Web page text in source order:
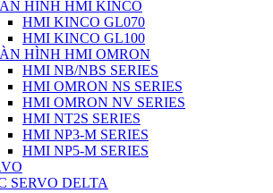
HÌNH HMI KINCO
HMI KINCO GL070
HMI KINCO GL100
HÌNH HMI OMRON
HMI NB/NBS SERIES
HMI OMRON NS SERIES
HMI OMRON NV SERIES
HMI NT2S SERIES
HMI NP3-M SERIES
HMI NP5-M SERIES
SERVO DELTA